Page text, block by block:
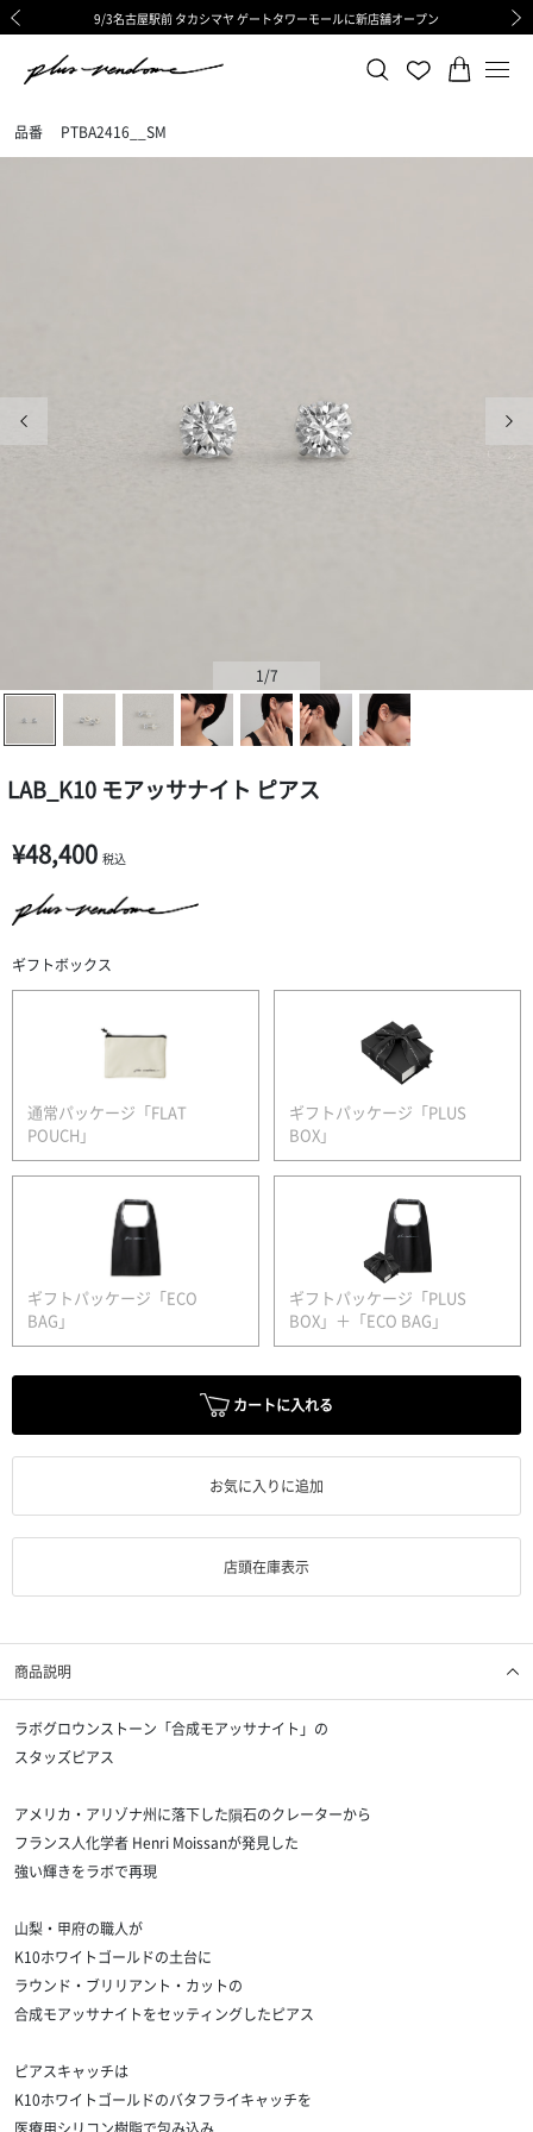
ギフトサービス 一部リニューアルと価格変更のお知らせ
令和8年熊本地震の影響による荷物のお届けについて
9/3名古屋駅前 タカシマヤ ゲートタワーモールに新店舗オープン
8/6渋谷ヒカリエ内ShinQs店 待望のリアル店舗オープン
ギフトサービス 一部リニューアルと価格変更のお知らせ
令和8年熊本地震の影響による荷物のお届けについて
品番 PTBA2416__SM
1/7
LAB_K10 モアッサナイト ピアス
¥48,400 税込
ギフトボックス
通常パッケージ「FLAT
POUCH」
ギフトパッケージ「PLUS
BOX」
ギフトパッケージ「ECO
BAG」
ギフトパッケージ「PLUS
BOX」＋「ECO BAG」
カートに入れる
お気に入りに追加
店頭在庫表示
商品説明
ラボグロウンストーン「合成モアッサナイト」の
スタッズピアス
アメリカ・アリゾナ州に落下した隕石のクレーターから
フランス人化学者 Henri Moissanが発見した
強い輝きをラボで再現
山梨・甲府の職人が
K10ホワイトゴールドの土台に
ラウンド・ブリリアント・カットの
合成モアッサナイトをセッティングしたピアス
ピアスキャッチは
K10ホワイトゴールドのバタフライキャッチを